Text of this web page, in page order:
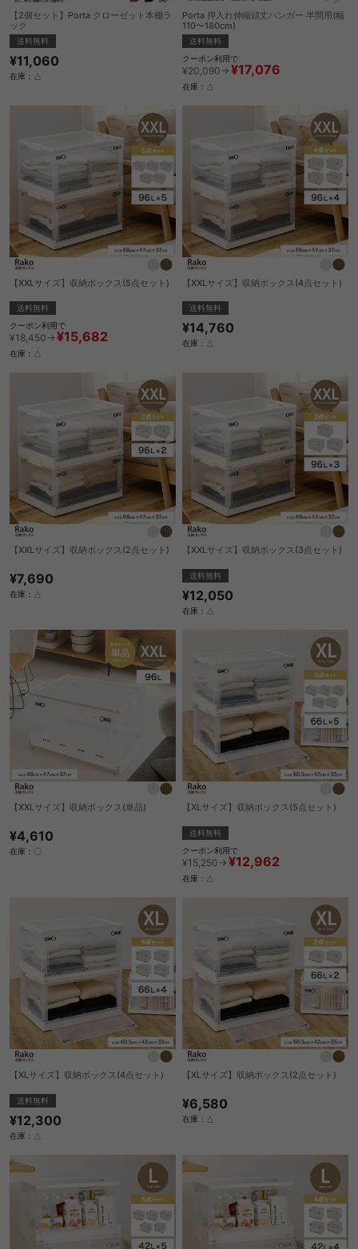
【2個セット】Porta クローゼット本棚ラ
ック
送料無料
¥11,060
在庫：△
Porta 押入れ伸縮頑丈ハンガー 半間用(幅
110〜180cm)
送料無料
クーポン利用で
¥20,090→ ¥17,076
在庫：△
【XXLサイズ】収納ボックス(5点セット)
送料無料
クーポン利用で
¥18,450→ ¥15,682
在庫：△
【XXLサイズ】収納ボックス(4点セット)
送料無料
¥14,760
在庫：△
【XXLサイズ】収納ボックス(2点セット)
¥7,690
在庫：△
【XXLサイズ】収納ボックス(3点セット)
送料無料
¥12,050
在庫：△
【XXLサイズ】収納ボックス(単品)
¥4,610
在庫：〇
【XLサイズ】収納ボックス(5点セット)
送料無料
クーポン利用で
¥15,250→ ¥12,962
在庫：△
【XLサイズ】収納ボックス(4点セット)
送料無料
¥12,300
在庫：△
【XLサイズ】収納ボックス(2点セット)
¥6,580
在庫：△